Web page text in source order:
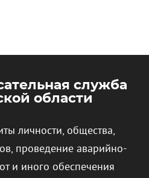
служба
области
личности, общества,
проведение аварийно-
и иного обеспечения